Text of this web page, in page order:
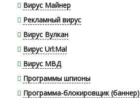
Вирус Майнер
Рекламный вирус
Вирус Вулкан
Вирус Url:Mal
Вирус МВД
Программы шпионы
Программа-блокировщик (баннер)